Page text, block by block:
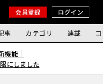
会員登録 ログイン
事 カテゴリ 連載
機能｜
にしました